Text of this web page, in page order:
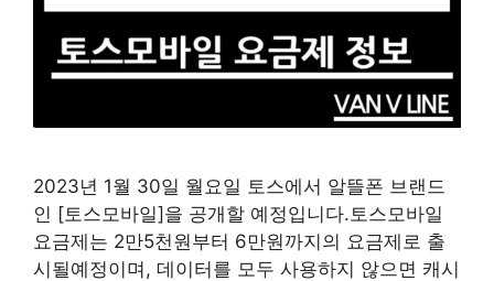
2023년 1월 30일 월요일 토스에서 알뜰폰 브랜드
인 [토스모바일]을 공개할 예정입니다.토스모바일
요금제는 2만5천원부터 6만원까지의 요금제로 출
시될예정이며, 데이터를 모두 사용하지 않으면 캐시